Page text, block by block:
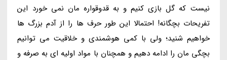
نیست که گل بازی کنیم و به قدوقواره مان نمی خورد این
تفریحات بچگانه! احتمالا این طور حرف ها را از آدم بزرگ ها
خواهیم شنید؛ ولی با کمی هوشمندی و خلاقیت می توانیم
بچگی مان را ادامه دهیم و همچنان با مواد اولیه ای به صرفه و